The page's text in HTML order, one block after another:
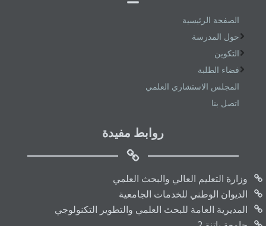
الصفحة الرئيسية
حول المدرسة
التكوين
فضاء الطلبة
المجلس الاستشاري العلمي
اتصل بنا
روابط مفيدة
وزارة التعليم العالي والبحث العلمي
الديوان الوطني للخدمات الجامعية
المديرية العامة للبحث العلمي والتطوير التكنولوجي